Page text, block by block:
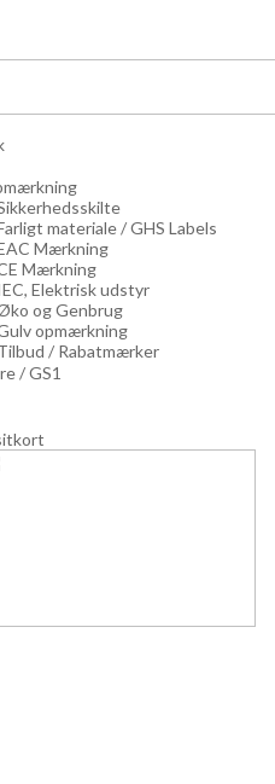
materiale / GHS Labels
Mærkning
Mærkning
Elektrisk udstyr
og Genbrug
opmærkning
/ Rabatmærker
/ GS1